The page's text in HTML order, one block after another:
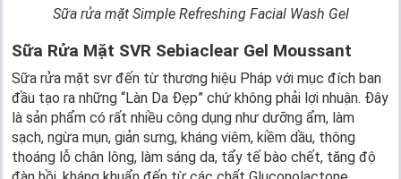
Sữa rửa mặt Simple Refreshing Facial Wash Gel
Sữa Rửa Mặt SVR Sebiaclear Gel Moussant
Sữa rửa mặt svr đến từ thương hiệu Pháp với mục đích ban
đầu tạo ra những “Làn Da Đẹp” chứ không phải lợi nhuận. Đây
là sản phẩm có rất nhiều công dụng như dưỡng ẩm, làm
sạch, ngừa mụn, giản sưng, kháng viêm, kiềm dầu, thông
thoáng lỗ chân lông, làm sáng da, tẩy tế bào chết, tăng độ